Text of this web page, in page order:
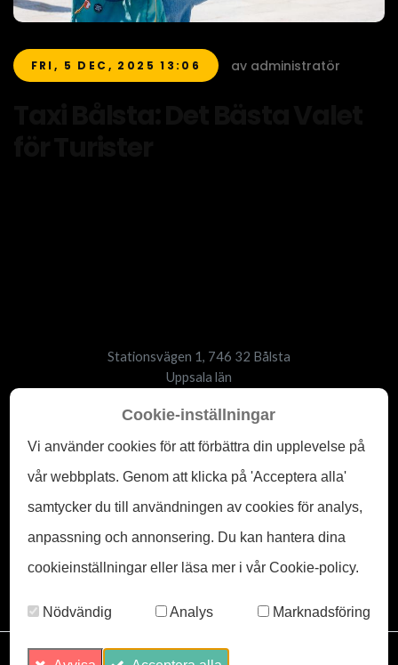
FRI, 5 DEC, 2025 13:06 av administratör
Stationsvägen 1, 746 32 Bålsta
Uppsala län
E-post:info@beegone.se
Upphovsrätt ©2026 org-nr: 559129-6222
Hjälp
Kontakta oss
Integritetspolicy
Villkor & bestämmelser
Cookie-inställningar
Vi använder cookies för att förbättra din upplevelse på
vår webbplats. Genom att klicka på 'Acceptera alla'
samtycker du till användningen av cookies för analys,
anpassning och annonsering. Du kan hantera dina
cookieinställningar eller läsa mer i vår Cookie-policy.
Nödvändig Analys Marknadsföring